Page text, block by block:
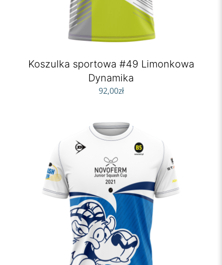
Koszulka sportowa #49 Limonkowa
Dynamika
92,00zł